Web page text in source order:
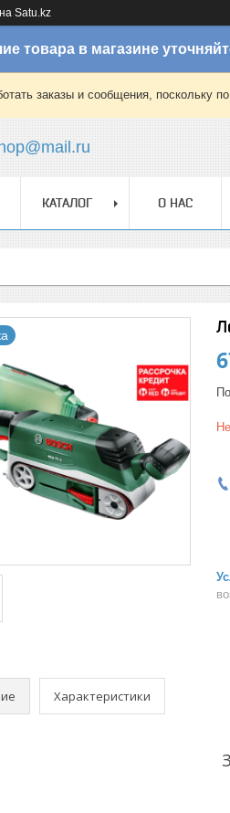
на Satu.kz
товара в магазине
заказы и сообщения, поскольку
КАТАЛОГ О НАС
Характеристики